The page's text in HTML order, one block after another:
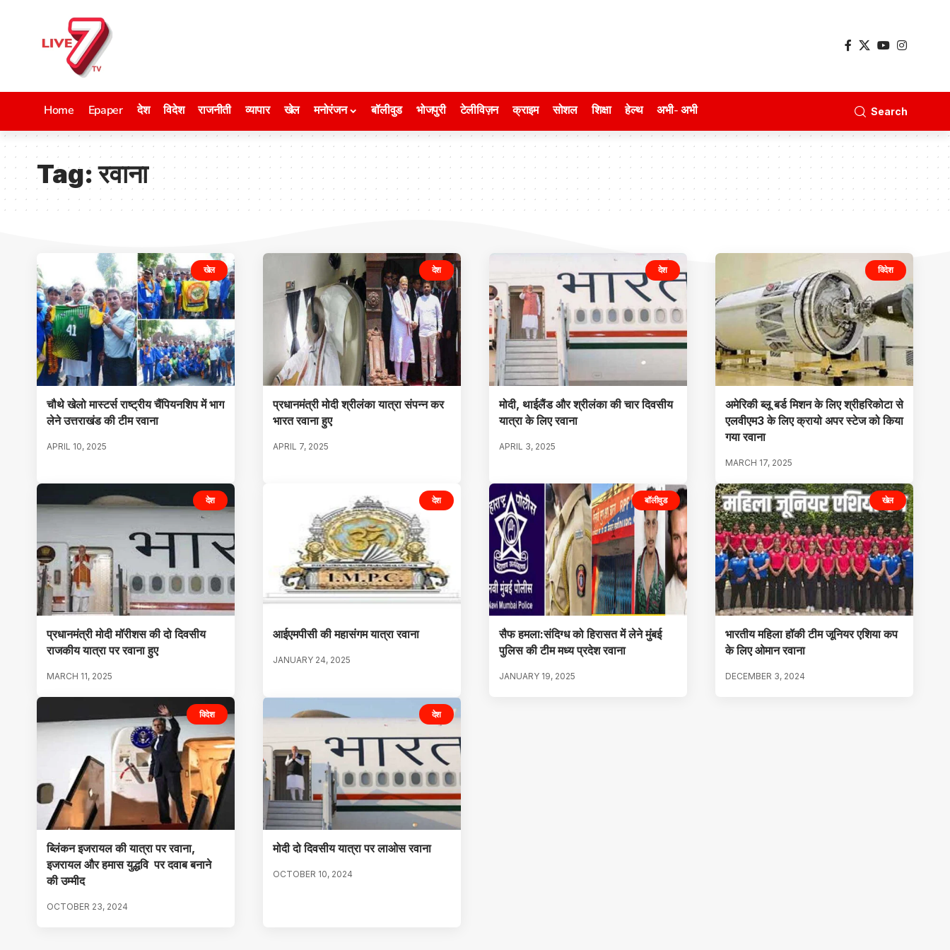
Home Epaper देश विदेश राजनीती व्यापार खेल मनोरंजन बॉलीवुड भोजपुरी टेलीविज़न क्राइम सोशल शिक्षा हेल्थ अभी- अभी Search
Tag:रवाना
खेल
चौथे खेलो मास्टर्स राष्ट्रीय चैंपियनशिप में भाग
लेने उत्तराखंड की टीम रवाना
APRIL 10, 2025
देश
प्रधानमंत्री मोदी श्रीलंका यात्रा संपन्न कर
भारत रवाना हुए
APRIL 7, 2025
देश
मोदी, थाईलैंड और श्रीलंका की चार दिवसीय
यात्रा के लिए रवाना
APRIL 3, 2025
विदेश
अमेरिकी ब्लू बर्ड मिशन के लिए श्रीहरिकोटा से
एलवीएम3 के लिए क्रायो अपर स्टेज को किया
गया रवाना
MARCH 17, 2025
देश
प्रधानमंत्री मोदी मॉरीशस की दो दिवसीय
राजकीय यात्रा पर रवाना हुए
MARCH 11, 2025
देश
आईएमपीसी की महासंगम यात्रा रवाना
JANUARY 24, 2025
बॉलीवुड
सैफ हमला:संदिग्ध को हिरासत में लेने मुंबई
पुलिस की टीम मध्य प्रदेश रवाना
JANUARY 19, 2025
खेल
भारतीय महिला हॉकी टीम जूनियर एशिया कप
के लिए ओमान रवाना
DECEMBER 3, 2024
विदेश
ब्लिंकन इजरायल की यात्रा पर रवाना,
इजरायल और हमास युद्धवि पर दवाब बनाने
की उम्मीद
OCTOBER 23, 2024
देश
मोदी दो दिवसीय यात्रा पर लाओस रवाना
OCTOBER 10, 2024